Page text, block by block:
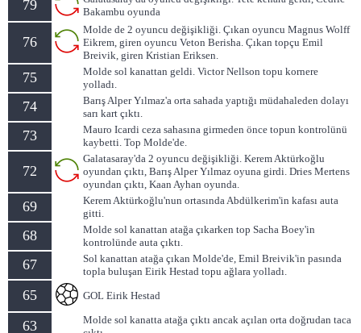
79
Bakambu oyunda
76
Molde de 2 oyuncu değişikliği. Çıkan oyuncu Magnus Wolff
Eikrem, giren oyuncu Veton Berisha. Çıkan topçu Emil
Breivik, giren Kristian Eriksen.
75
Molde sol kanattan geldi. Victor Nellson topu kornere
yolladı.
74
Barış Alper Yılmaz'a orta sahada yaptığı müdahaleden dolayı
sarı kart çıktı.
73
Mauro Icardi ceza sahasına girmeden önce topun kontrolünü
kaybetti. Top Molde'de.
72
Galatasaray'da 2 oyuncu değişikliği. Kerem Aktürkoğlu
oyundan çıktı, Barış Alper Yılmaz oyuna girdi. Dries Mertens
oyundan çıktı, Kaan Ayhan oyunda.
69
Kerem Aktürkoğlu'nun ortasında Abdülkerim'in kafası auta
gitti.
68
Molde sol kanattan atağa çıkarken top Sacha Boey'in
kontrolünde auta çıktı.
67
Sol kanattan atağa çıkan Molde'de, Emil Breivik'in pasında
topla buluşan Eirik Hestad topu ağlara yolladı.
65 GOL Eirik Hestad
63
Molde sol kanatta atağa çıktı ancak açılan orta doğrudan taca